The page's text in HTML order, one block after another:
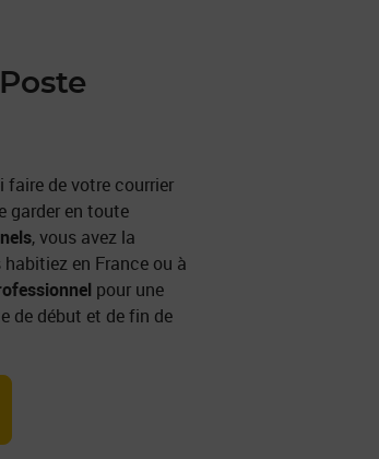
faire de votre courrier
garder en toute
, vous avez la
en France ou à
pour une
de début et de fin de